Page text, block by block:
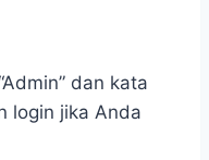
dan kata
login jika Anda